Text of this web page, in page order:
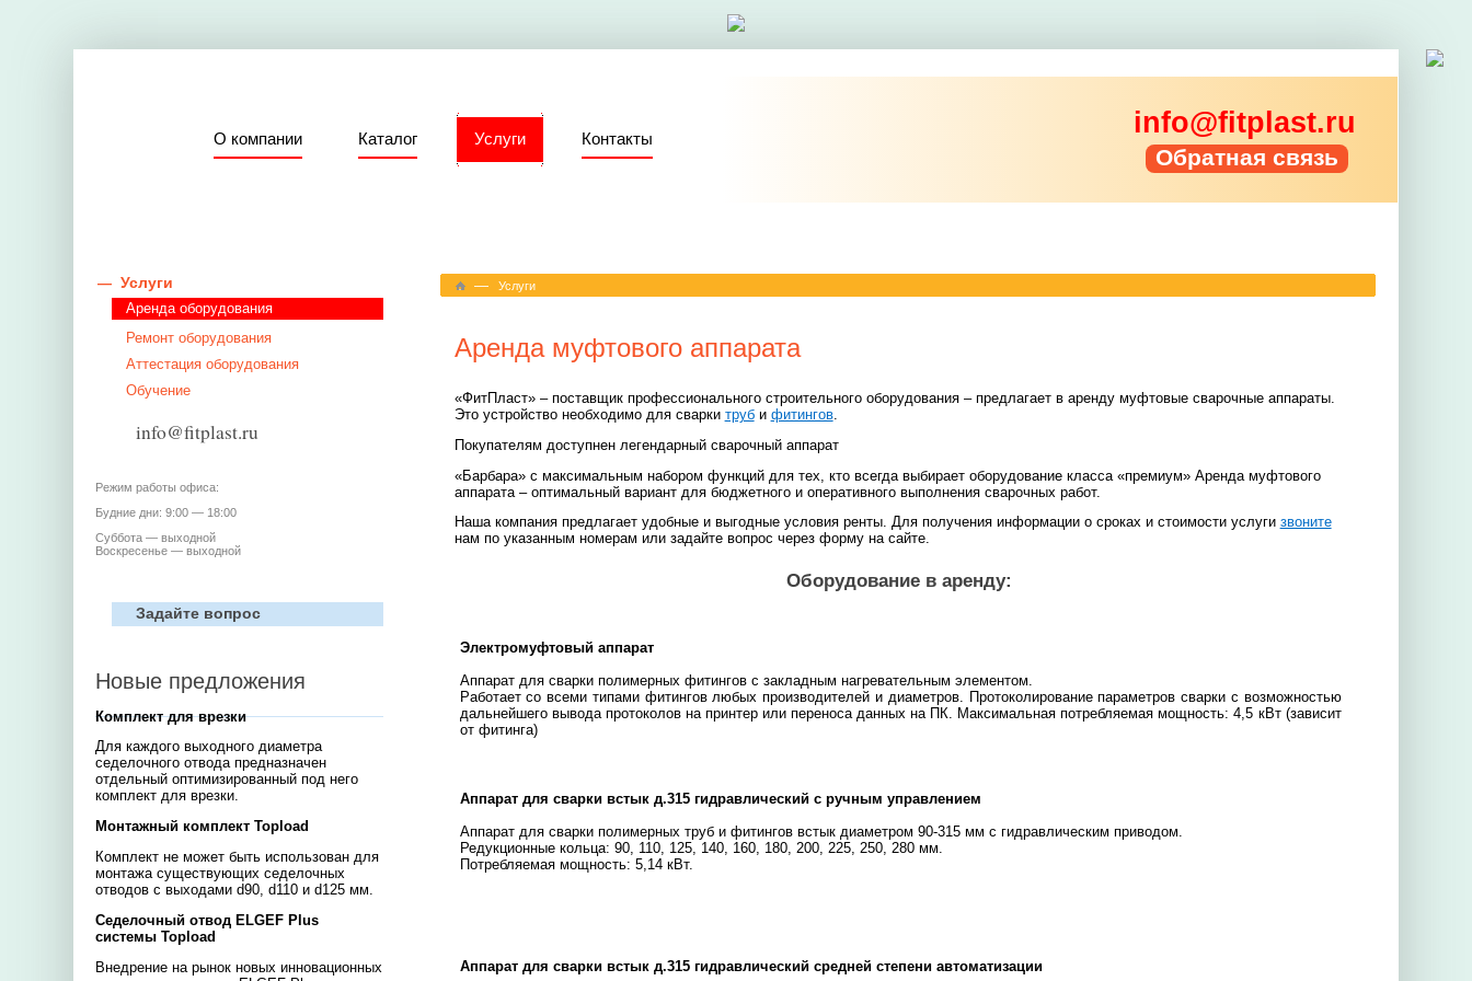
О компании Каталог Услуги Контакты info@fitplast.ru
Обратная связь
Услуги
Аренда оборудования
Ремонт оборудования
Аттестация оборудования
Обучение
info@fitplast.ru
Режим работы офиса:
Будние дни: 9:00 — 18:00
Суббота — выходной
Воскресенье — выходной
Задайте вопрос
Новые предложения
Комплект для врезки
Для каждого выходного диаметра
седелочного отвода предназначен
отдельный оптимизированный под него
комплект для врезки.
Монтажный комплект Topload
Комплект не может быть использован для
монтажа существующих седелочных
отводов с выходами d90, d110 и d125 мм.
Седелочный отвод ELGEF Plus
системы Topload
Внедрение на рынок новых инновационных
— Услуги
Аренда муфтового аппарата
«ФитПласт» – поставщик профессионального строительного оборудования – предлагает в аренду муфтовые сварочные аппараты.
Это устройство необходимо для сварки труби фитингов.
Покупателям доступнен легендарный сварочный аппарат
«Барбара» с максимальным набором функций для тех, кто всегда выбирает оборудование класса «премиум» Аренда муфтового
аппарата – оптимальный вариант для бюджетного и оперативного выполнения сварочных работ.
Наша компания предлагает удобные и выгодные условия ренты. Для получения информации о сроках и стоимости услуги звоните
нам по указанным номерам или задайте вопрос через форму на сайте.
Оборудование в аренду:
Электромуфтовый аппарат
Аппарат для сварки полимерных фитингов с закладным нагревательным элементом.
Работает со всеми типами фитингов любых производителей и диаметров. Протоколирование параметров сварки с возможностью
дальнейшего вывода протоколов на принтер или переноса данных на ПК. Максимальная потребляемая мощность: 4,5 кВт (зависит
от фитинга)
Аппарат для сварки встык д.315 гидравлический с ручным управлением
Аппарат для сварки полимерных труб и фитингов встык диаметром 90-315 мм с гидравлическим приводом.
Редукционные кольца: 90, 110, 125, 140, 160, 180, 200, 225, 250, 280 мм.
Потребляемая мощность: 5,14 кВт.
Аппарат для сварки встык д.315 гидравлический средней степени автоматизации